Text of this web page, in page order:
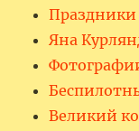
Яна
Великий